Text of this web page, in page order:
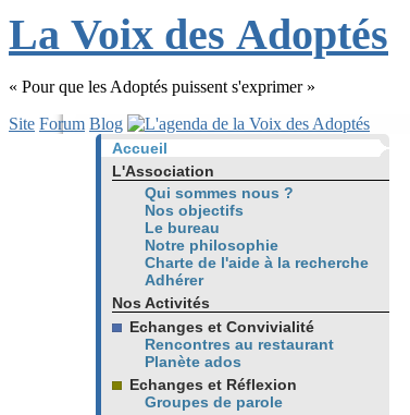
La Voix des Adoptés
« Pour que les Adoptés puissent s'exprimer »
Site Forum Blog
Accueil
L'Association
Qui sommes nous ?
Nos objectifs
Le bureau
Notre philosophie
Charte de l'aide à la recherche
Adhérer
Nos Activités
Echanges et Convivialité
Rencontres au restaurant
Planète ados
Echanges et Réflexion
Groupes de parole